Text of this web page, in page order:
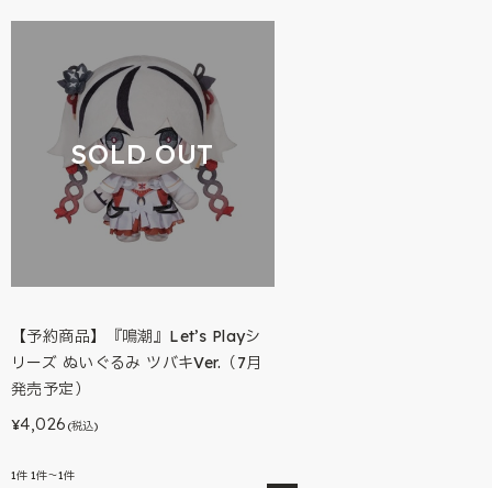
SOLD OUT
【予約商品】『鳴潮』Let’s Playシ
リーズ ぬいぐるみ ツバキVer.（7月
発売予定）
¥4,026 (税込)
1件 1件～1件